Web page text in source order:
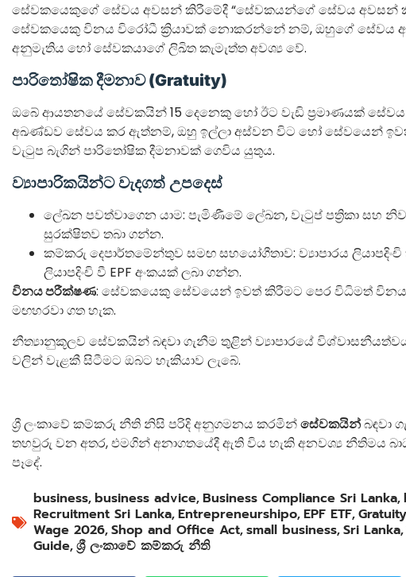
සේවකයෙකුගේ සේවය අවසන් කිරීමේදී “සේවකයන්ගේ සේවය අවසන්
සේවකයෙකු විනය විරෝධී ක්‍රියාවක් නොකරන්නේ නම්, ඔහුගේ සේවය
අනුමැතිය හෝ සේවකයාගේ ලිඛිත කැමැත්ත අවශ්‍ය වේ.
පාරිතෝෂික දීමනාව (Gratuity)
ඔබේ ආයතනයේ සේවකයින් 15 දෙනෙකු හෝ ඊට වැඩි ප්‍රමාණයක්
අඛණ්ඩව සේවය කර ඇත්නම්, ඔහු ඉල්ලා අස්වන විට හෝ සේවයෙන්
වැටුප බැගින් පාරිතෝෂික දීමනාවක් ගෙවිය යුතුය.
ව්‍යාපාරිකයින්ට වැදගත් උපදෙස්
ලේඛන පවත්වාගෙන යාම: පැමිණීමේ ලේඛන, වැටුප් පත්‍රිකා සහ
සුරක්ෂිතව තබා ගන්න.
කම්කරු දෙපාර්තමේන්තුව සමඟ සහයෝගීතාව: ව්‍යාපාරය
ලියාපදිංචි වී EPF අංකයක් ලබා ගන්න.
විනය පරීක්ෂණ: සේවකයෙකු සේවයෙන් ඉවත් කිරීමට පෙර විධිමත්
මඟහරවා ගත හැක.
නීත්‍යානුකූලව සේවකයින් බඳවා ගැනීම තුළින් ව්‍යාපාරයේ
වලින් වැළකී සිටීමට ඔබට හැකියාව ලැබේ.
ශ්‍රී ලංකාවේ කම්කරු නීති නිසි පරිදි අනුගමනය කරමින්සේවකයින්බඳවා
තහවුරු වන අතර, එමගින් අනාගතයේදී ඇති විය හැකි අනවශ්‍ය නීතිමය
පෑදේ.
business,business advice,Business Compliance Sri Lanka,
Recruitment Sri Lanka,Entrepreneurshipo,EPF ETF,
Wage 2026,Shop and Office Act,small business,Sri Lanka,
Guide,ශ්‍රී ලංකාවේ කම්කරු නීති